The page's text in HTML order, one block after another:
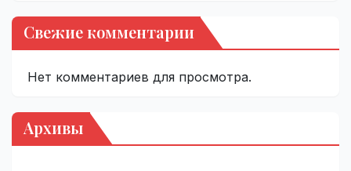
Свежие комментарии
Нет комментариев для просмотра.
Архивы